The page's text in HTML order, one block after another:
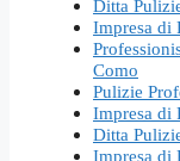
Ditta
Impresa di
Como
Pulizie
Impresa di
Ditta
Impresa di